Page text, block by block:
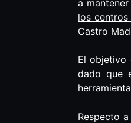
a
los
Castro
El objetivo
dado que
Respecto